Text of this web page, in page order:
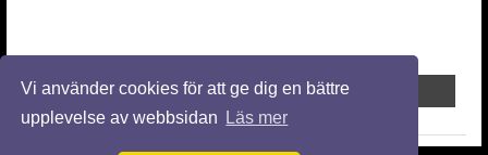
Vi använder cookies för att ge dig en bättre
upplevelse av webbsidan
Läs mer